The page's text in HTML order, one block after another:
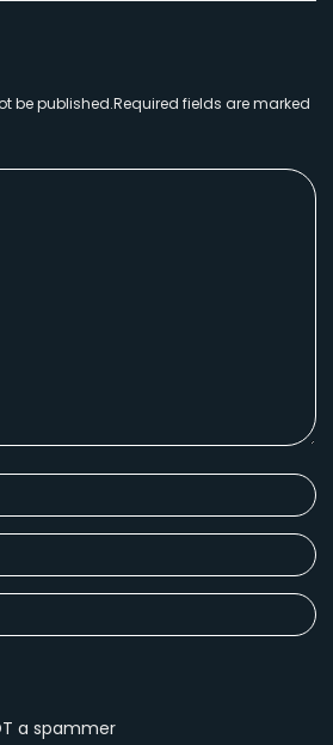
be published.Required fields are marked
a spammer